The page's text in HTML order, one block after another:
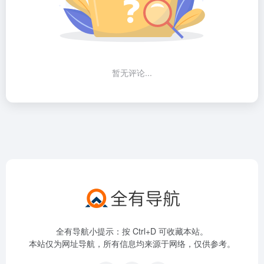
暂无评论...
全有导航小提示：按 Ctrl+D 可收藏本站。
本站仅为网址导航，所有信息均来源于网络，仅供参考。